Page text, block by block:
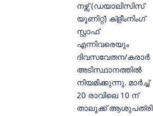
നഴ്സ് (ഡയാലിസിസ്
യൂണിറ്റ്) ക്ളീംനിംഗ്
സ്റ്റാഫ്
എന്നിവരെയും
ദിവസവേതന/കരാർ
അടിസ്ഥാനത്തിൽ
നിയമിക്കുന്നു. മാർച്ച്
20 രാവിലെ 10 ന്
താലൂക്ക് ആശുപത്രി